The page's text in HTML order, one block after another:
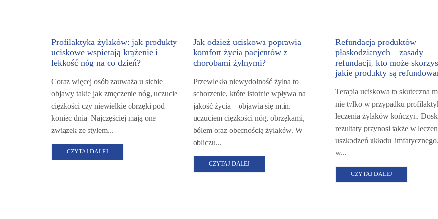
Profilaktyka żylaków: jak produkty
uciskowe wspierają krążenie i
lekkość nóg na co dzień?
Coraz więcej osób zauważa u siebie
objawy takie jak zmęczenie nóg, uczucie
ciężkości czy niewielkie obrzęki pod
koniec dnia. Najczęściej mają one
związek ze stylem...
CZYTAJ DALEJ
Jak odzież uciskowa poprawia
komfort życia pacjentów z
chorobami żylnymi?
Przewlekła niewydolność żylna to
schorzenie, które istotnie wpływa na
jakość życia – objawia się m.in.
uczuciem ciężkości nóg, obrzękami,
bólem oraz obecnością żylaków. W
obliczu...
CZYTAJ DALEJ
Refundacja produktów
płaskodzianych – zasady
refundacji, kto może
jakie produkty są
Terapia uciskowa to skuteczna
nie tylko w przypadku
leczenia żylaków kończyn.
rezultaty przynosi także w
uszkodzeń układu
w...
CZYTAJ DALEJ